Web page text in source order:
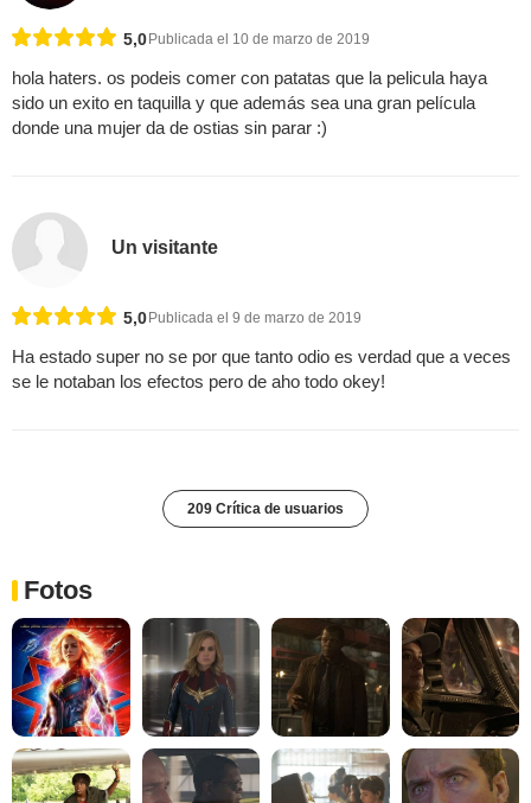
5,0Publicada el 10 de marzo de 2019
hola haters. os podeis comer con patatas que la pelicula haya
sido un exito en taquilla y que además sea una gran película
donde una mujer da de ostias sin parar :)
Un visitante
5,0 Publicada el 9 de marzo de 2019
Ha estado super no se por que tanto odio es verdad que a veces
se le notaban los efectos pero de aho todo okey!
209 Crítica de usuarios
Fotos